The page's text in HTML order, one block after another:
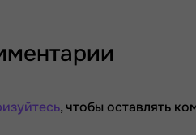
, чтобы оставлять